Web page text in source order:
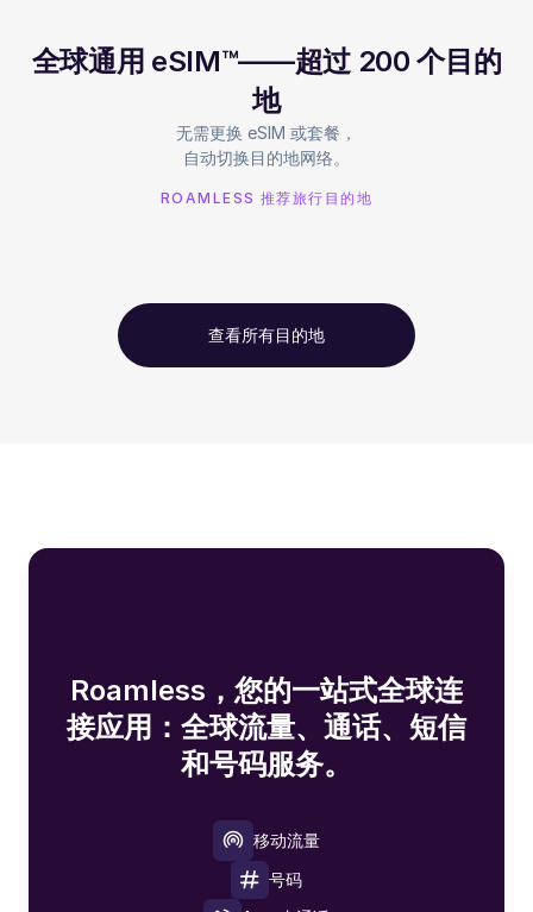
全球通用 eSIM™——超过 200 个目的
地
无需更换 eSIM 或套餐，
自动切换目的地网络。
ROAMLESS 推荐旅行目的地
查看所有目的地
Roamless，您的一站式全球连
接应用：全球流量、通话、短信
和号码服务。
移动流量
号码